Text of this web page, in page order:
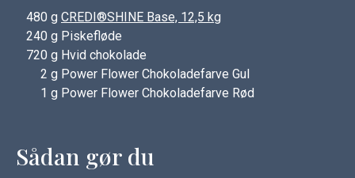
480 g CREDI®SHINE Base, 12,5 kg
240 g Piskefløde
720 g Hvid chokolade
2 g Power Flower Chokoladefarve Gul
1 g Power Flower Chokoladefarve Rød
Sådan gør du